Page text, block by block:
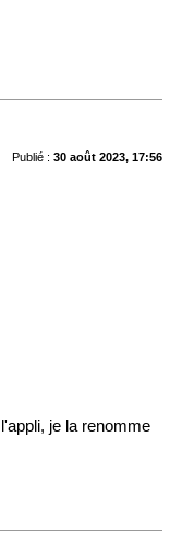
Publié : 30 août 2023, 17:56
je la renomme